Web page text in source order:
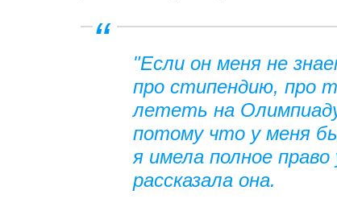
"Если он меня не
про стипендию, про
лететь на
потому что у меня
я имела полное
рассказала она.